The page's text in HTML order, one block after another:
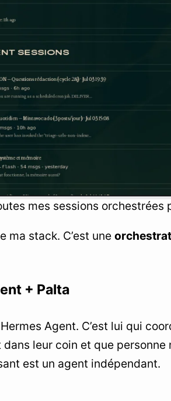
mes sessions
ma stack. C’est une
+ Palta
Agent. C’est lui qui
leur coin et que personne
est un agent indépendant.